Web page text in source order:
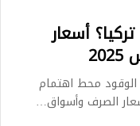
أسعار
الوقود محط اهتمام
الصرف وأسواق…